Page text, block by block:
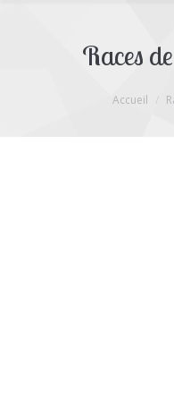
Races
Accueil